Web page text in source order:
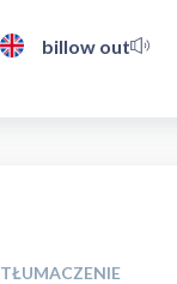
billow out
TŁUMACZENIE